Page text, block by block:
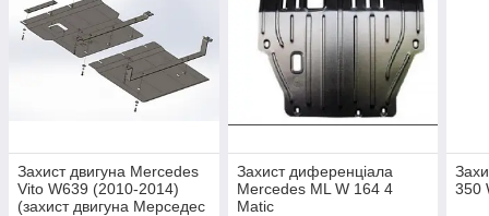
Захист двигуна Mercedes
Vito W639 (2010-2014)
(захист двигуна Мерседес
Захист диференціала
Mercedes ML W 164 4
Matic
350